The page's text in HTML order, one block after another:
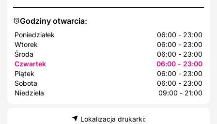
Godziny otwarcia:
Poniedziałek
06:00 - 23:00
Wtorek
06:00 - 23:00
Środa
06:00 - 23:00
Czwartek
06:00 - 23:00
Piątek
06:00 - 23:00
Sobota
06:00 - 23:00
Niedziela
09:00 - 21:00
Lokalizacja drukarki: